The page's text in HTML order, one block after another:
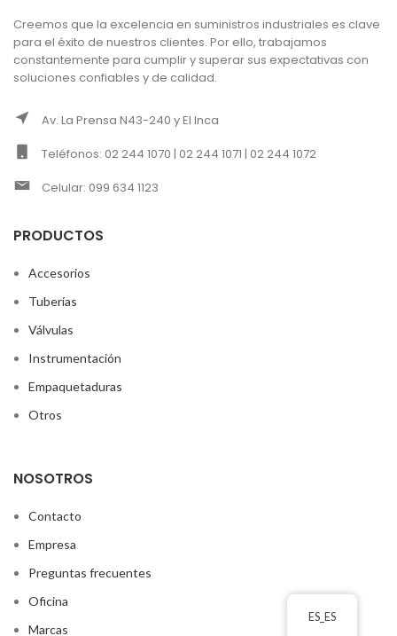
Creemos que la excelencia en suministros industriales es clave
para el éxito de nuestros clientes. Por ello, trabajamos
constantemente para cumplir y superar sus expectativas con
soluciones confiables y de calidad.
Av. La Prensa N43-240 y El Inca
Teléfonos: 02 244 1070 | 02 244 1071 | 02 244 1072
Celular: 099 634 1123
PRODUCTOS
Accesorios
Tuberías
Válvulas
Instrumentación
Empaquetaduras
Otros
NOSOTROS
Contacto
Empresa
Preguntas frecuentes
Oficina
Marcas
ES_ES